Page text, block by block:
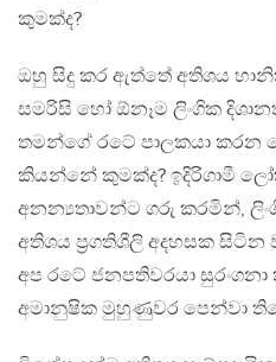
කුමක්ද?
ඔහු සිදු කර ඇත්තේ අතිශය
සමරිසි හෝ ඕනෑම ලිංගික
තමන්ගේ රටේ පාලකයා කරන
කියන්නේ කුමක්ද? ඉදිරිගාමී
අනන්‍යතාවන්ට ගරු කරමින්,
අතිශය ප්‍රගතිශීලි අදහසක සිටින
අප රටේ ජනපතිවරයා
අමානුෂික මුහුණුවර පෙන්වා